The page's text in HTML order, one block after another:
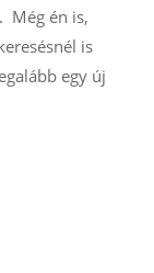
Még én is,
is
egy új